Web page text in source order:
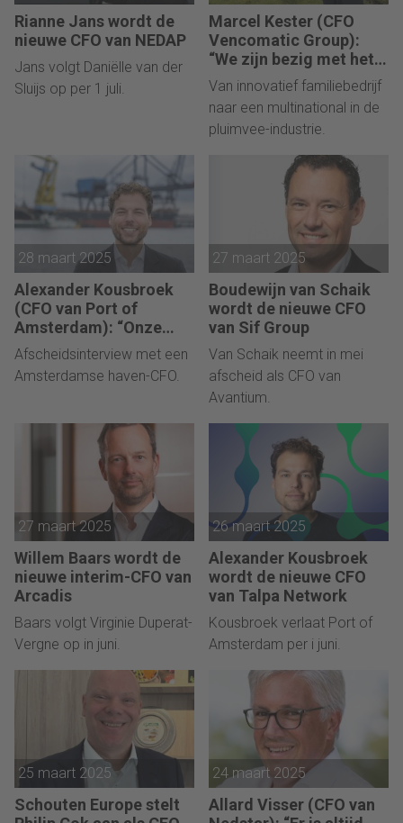
Rianne Jans wordt de
nieuwe CFO van NEDAP
Jans volgt Daniëlle van der
Sluijs op per 1 juli.
Marcel Kester (CFO
Vencomatic Group):
“We zijn bezig met het
professionaliseren van
de organisatie. Dat gaat
niet zonder slag of
stoot.”
Van innovatief familiebedrijf
naar een multinational in de
pluimvee-industrie.
28 maart 2025
Alexander Kousbroek
(CFO van Port of
Amsterdam): “Onze
toegevoegde waarde is
groter dan alleen
tonnen overslag.”
Afscheidsinterview met een
Amsterdamse haven-CFO.
27 maart 2025
Boudewijn van Schaik
wordt de nieuwe CFO
van Sif Group
Van Schaik neemt in mei
afscheid als CFO van
Avantium.
27 maart 2025
Willem Baars wordt de
nieuwe interim-CFO van
Arcadis
Baars volgt Virginie Duperat-
Vergne op in juni.
26 maart 2025
Alexander Kousbroek
wordt de nieuwe CFO
van Talpa Network
Kousbroek verlaat Port of
Amsterdam per i juni.
25 maart 2025
Schouten Europe stelt
24 maart 2025
Allard Visser (CFO van